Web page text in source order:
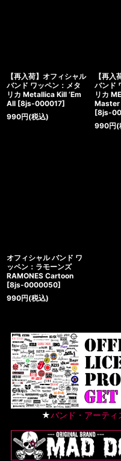
【再入荷】オフィシャル
バンド ワッペン：メタ
リカ Metallica Kill ’Em
All [8js-000017]
990円(税込)
【再
バンド
リカ
[8js-
990円(
オフィシャル バンド ワ
ッペン：ラモーンズ
RAMONES Cartoon
[8js-0000050]
990円(税込)
★バンド・アーテ